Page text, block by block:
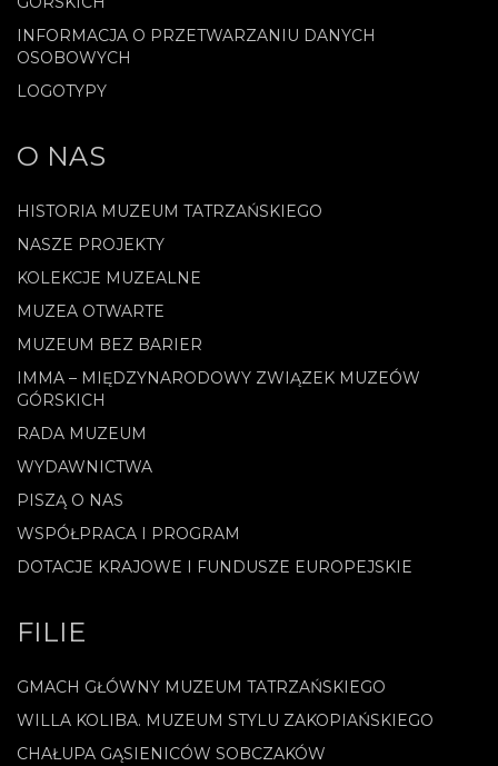
INFORMACJA O PRZETWARZANIU DANYCH
OSOBOWYCH
LOGOTYPY
O NAS
HISTORIA MUZEUM TATRZAŃSKIEGO
NASZE PROJEKTY
KOLEKCJE MUZEALNE
MUZEA OTWARTE
MUZEUM BEZ BARIER
IMMA – MIĘDZYNARODOWY ZWIĄZEK MUZEÓW
GÓRSKICH
RADA MUZEUM
WYDAWNICTWA
PISZĄ O NAS
WSPÓŁPRACA I PROGRAM
DOTACJE KRAJOWE I FUNDUSZE EUROPEJSKIE
FILIE
GMACH GŁÓWNY MUZEUM TATRZAŃSKIEGO
WILLA KOLIBA. MUZEUM STYLU ZAKOPIAŃSKIEGO
CHAŁUPA GĄSIENICÓW SOBCZAKÓW